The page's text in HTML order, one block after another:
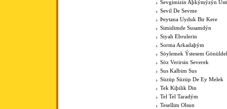
Sevgimizin Aþkýmýzýn
Sevil De Sevme
Þeytana Uyduk Bir Kere
Simidimde Susamdýn
Siyah Ebrulerin
Sorma Arkadaþým
Söylemek Ýstesem
Söz Verirsin Severek
Sus Kalbim Sus
Süzüp Süzüp De Ey Melek
Tek Kiþilik Din
Tel Tel Taradým
Tesellim Olsun